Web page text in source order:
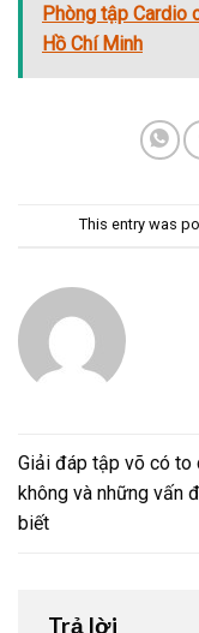
Phòng tập Cardio
Hồ Chí Minh
This entry was
Giải đáp tập võ có to
không và những vấn
biết
Trả lời